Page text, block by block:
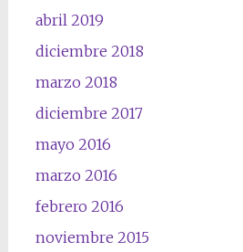
abril 2019
diciembre 2018
marzo 2018
diciembre 2017
mayo 2016
marzo 2016
febrero 2016
noviembre 2015